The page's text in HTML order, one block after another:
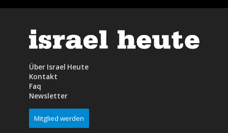
Über Israel Heute
Kontakt
Faq
Newsletter
Mitglied werden